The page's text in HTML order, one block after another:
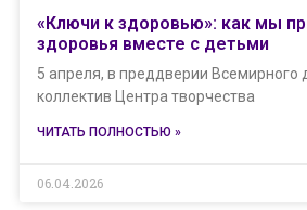
«Ключи к здоровью»: как мы
здоровья вместе с детьми
5 апреля, в преддверии Всемирного
коллектив Центра творчества
ЧИТАТЬ ПОЛНОСТЬЮ »
06.04.2026